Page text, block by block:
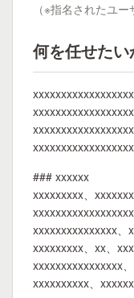
（※指名されたユ
何を任せたい
### xxxxxx
xxxxxxxxx、
xxxxxxxxxxxxxxx、
xxxxxxxxx、xx、
xxxxxxxxxxxxxxxx
xxxxxxxxxx、